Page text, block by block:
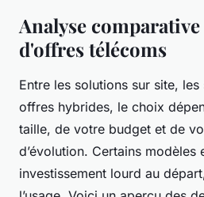
Analyse comparative
d'offres télécoms
Entre les solutions sur site,
offres hybrides, le choix
taille, de votre budget et de
d’évolution. Certains modèles
investissement lourd au